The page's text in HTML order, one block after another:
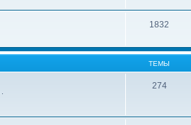
1832
ТЕМЫ
274